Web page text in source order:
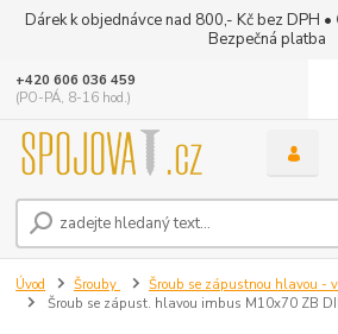
Dárek k objednávce nad 800,- Kč bez DPH
Bezpečná platba
+420 606 036 459
(PO-PÁ, 8-16 hod.)
Úvod Šrouby
Šroub se zápustnou hlavou -
Šroub se zápust. hlavou imbus M10x70 ZB